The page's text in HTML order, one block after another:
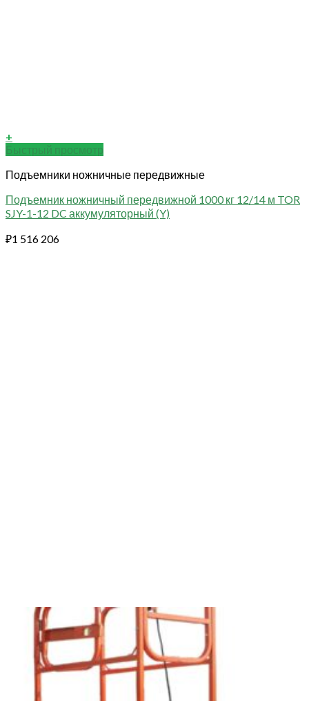
+
Быстрый просмотр
Подъемники ножничные передвижные
Подъемник ножничный передвижной 1000 кг 12/14 м TOR
SJY-1-12 DC аккумуляторный (Y)
₽1 516 206